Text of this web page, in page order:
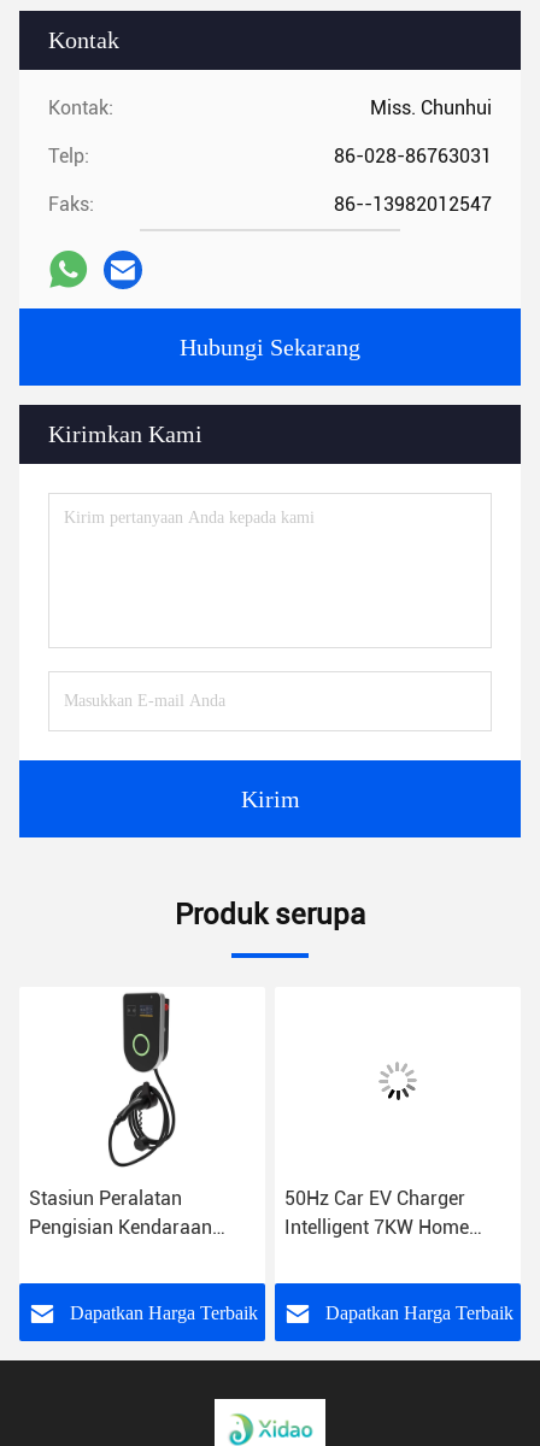
Kontak
Kontak: Miss. Chunhui
Telp: 86-028-86763031
Faks: 86--13982012547
Hubungi Sekarang
Kirimkan Kami
Kirim
Produk serupa
Stasiun Peralatan
Pengisian Kendaraan
61851-1
Dapatkan Harga Terbaik
50Hz Car EV Charger
Intelligent 7KW Home
Dapatkan Harga Terbaik